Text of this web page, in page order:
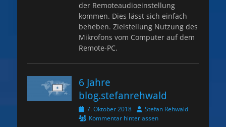
der Remoteaudioeinstellung
kommen. Dies lässt sich einfach
beheben. Zielstellung Nutzung des
Mikrofons vom Computer auf dem
Remote-PC.
6 Jahre
blog.stefanrehwald
Veröffentlicht
am
7. Oktober 2018 AutorStefan Rehwald
Kommentar hinterlassen